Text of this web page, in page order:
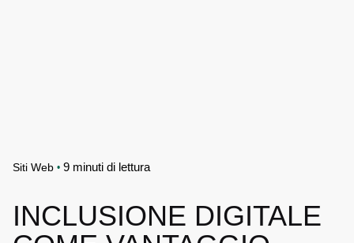
Siti Web 9 minuti di lettura
INCLUSIONE DIGITALE